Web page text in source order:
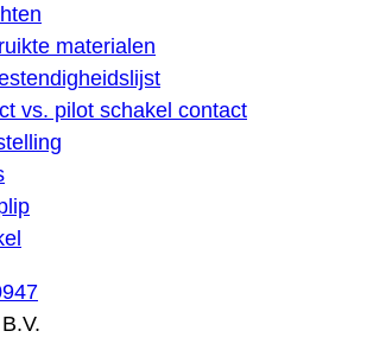
materialen
vs. pilot schakel contact